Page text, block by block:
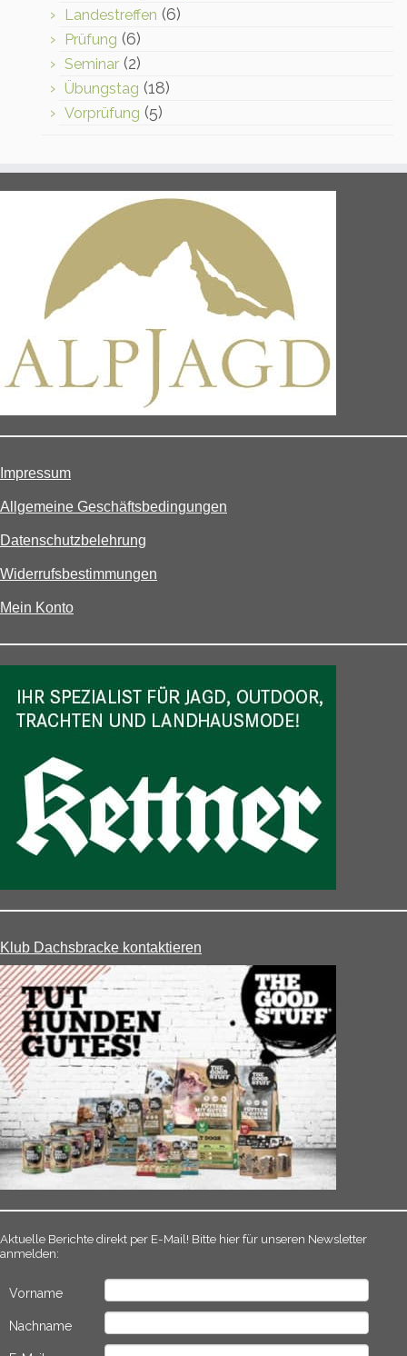
Landestreffen (6)
Prüfung (6)
Seminar (2)
Übungstag (18)
Vorprüfung (5)
Impressum
Allgemeine Geschäftsbedingungen
Datenschutzbelehrung
Widerrufsbestimmungen
Mein Konto
Klub Dachsbracke kontaktieren
Aktuelle Berichte direkt per E-Mail! Bitte hier für unseren Newsletter
anmelden:
Vorname
Nachname